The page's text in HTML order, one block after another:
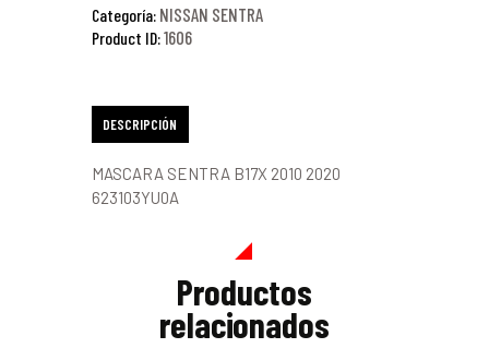
Categoría: NISSAN SENTRA
Product ID:1606
DESCRIPCIÓN
MASCARA SENTRA B17X 2010 2020
623103YU0A
Productos
relacionados